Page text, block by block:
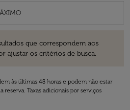
que correspondem aos
ajustar os critérios de busca.
às últimas 48 horas e podem não estar
Taxas adicionais por serviços